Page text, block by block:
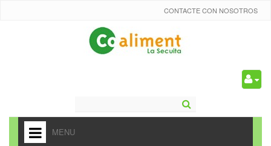
CONTACTE CON NOSOTROS
MENU